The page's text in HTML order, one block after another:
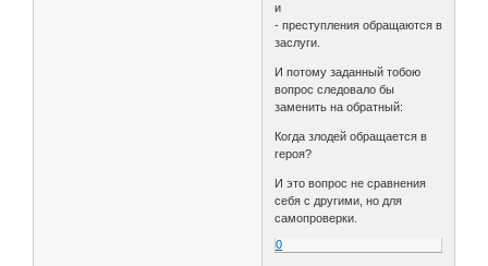
и
- преступления обращаются в
заслуги.
И потому заданный тобою
вопрос следовало бы
заменить на обратный:
Когда злодей обращается в
героя?
И это вопрос не сравнения
себя с другими, но для
самопроверки.
0